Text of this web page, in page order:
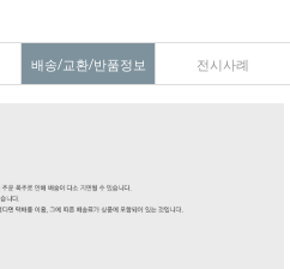
배송/교환/반품정보 전시사례